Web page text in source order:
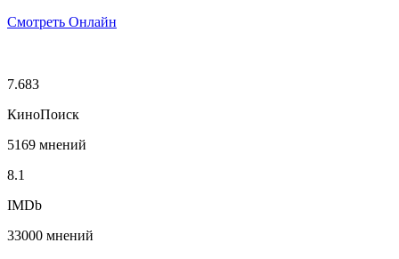
Смотреть Онлайн
7.683
КиноПоиск
5169 мнений
8.1
IMDb
33000 мнений